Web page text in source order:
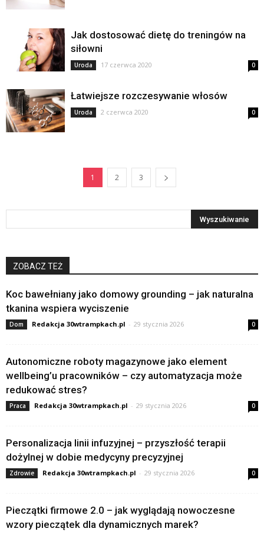
Jak dostosować dietę do treningów na
siłowni
Uroda 17 czerwca 2020 0
Łatwiejsze rozczesywanie włosów
Uroda 2 czerwca 2020 0
1 2 3
ZOBACZ TEŻ
Koc bawełniany jako domowy grounding – jak naturalna
tkanina wspiera wyciszenie
Dom Redakcja 30wtrampkach.pl - 29 stycznia 2026 0
Autonomiczne roboty magazynowe jako element
wellbeing’u pracowników – czy automatyzacja może
redukować stres?
Praca Redakcja 30wtrampkach.pl - 29 stycznia 2026 0
Personalizacja linii infuzyjnej – przyszłość terapii
dożylnej w dobie medycyny precyzyjnej
Zdrowie Redakcja 30wtrampkach.pl - 29 stycznia 2026 0
Pieczątki firmowe 2.0 – jak wyglądają nowoczesne
wzory pieczątek dla dynamicznych marek?